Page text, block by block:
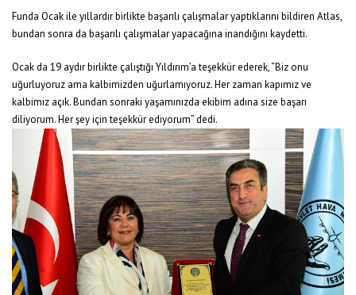
Funda Ocak ile yıllardır birlikte başarılı çalışmalar yaptıklarını bildiren Atlas,
bundan sonra da başarılı çalışmalar yapacağına inandığını kaydetti.
Ocak da 19 aydır birlikte çalıştığı Yıldırım’a teşekkür ederek, “Biz onu
uğurluyoruz ama kalbimizden uğurlamıyoruz. Her zaman kapımız ve
kalbimiz açık. Bundan sonraki yaşamınızda ekibim adına size başarı
diliyorum. Her şey için teşekkür ediyorum” dedi.